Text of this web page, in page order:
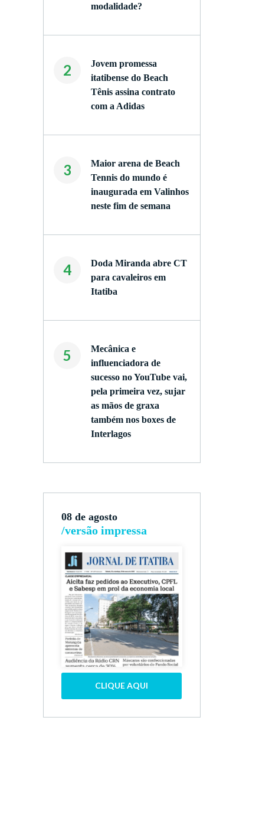
modalidade?
2
Jovem promessa
itatibense do Beach
Tênis assina contrato
com a Adidas
3
Maior arena de Beach
Tennis do mundo é
inaugurada em Valinhos
neste fim de semana
4
Doda Miranda abre CT
para cavaleiros em
Itatiba
5
Mecânica e
influenciadora de
sucesso no YouTube vai,
pela primeira vez, sujar
as mãos de graxa
também nos boxes de
Interlagos
08 de agosto
/versão impressa
CLIQUE AQUI